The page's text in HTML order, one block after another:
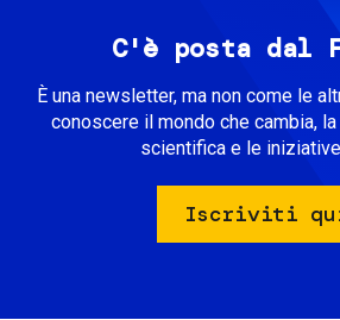
C'è posta dal
È una newsletter, ma non come le
conoscere il mondo che cambia,
scientifica e le iniziative
Iscriviti